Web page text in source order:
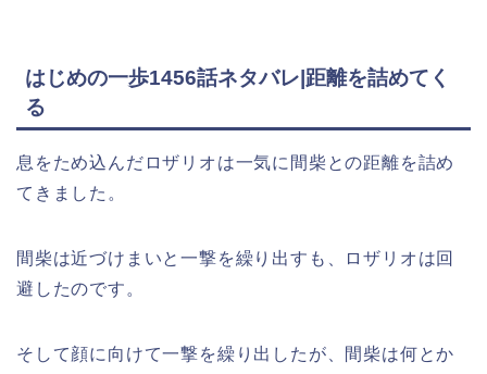
はじめの一歩1456話ネタバレ|距離を詰めてく
る
息をため込んだロザリオは一気に間柴との距離を詰め
てきました。
間柴は近づけまいと一撃を繰り出すも、ロザリオは回
避したのです。
そして顔に向けて一撃を繰り出したが、間柴は何とか